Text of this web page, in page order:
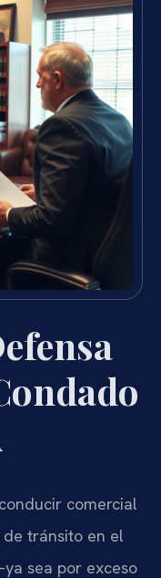
comercial
tránsito en el
sea por exceso